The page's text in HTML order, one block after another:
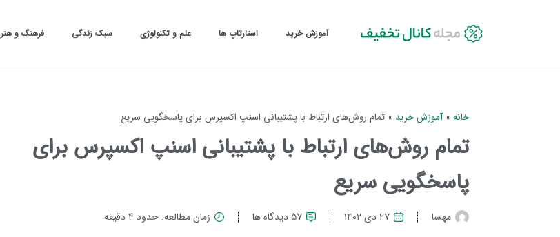
آموزش خرید استارتاپ ها علم و تکنولوژی سبک زندگی فرهنگ و هنر
خانه »آموزش خرید » تمام روش‌های ارتباط با پشتیبانی اسنپ اکسپرس برای پاسخگویی سریع
تمام روش‌های ارتباط با پشتیبانی اسنپ اکسپرس برای
پاسخگویی سریع
مهسا ۲۷ دی ۱۴۰۲ 57 دیدگاه ها زمان مطالعه: حدود 4 دقیقه